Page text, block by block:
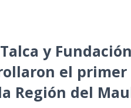
y Fundación
el primer
Región del